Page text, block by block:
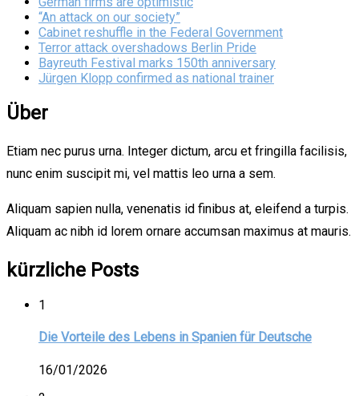
“An attack on our society”
Cabinet reshuffle in the Federal Government
Terror attack overshadows Berlin Pride
Bayreuth Festival marks 150th anniversary
Jürgen Klopp confirmed as national trainer
Über
Etiam nec purus urna. Integer dictum, arcu et fringilla facilisis,
nunc enim suscipit mi, vel mattis leo urna a sem.
Aliquam sapien nulla, venenatis id finibus at, eleifend a turpis.
Aliquam ac nibh id lorem ornare accumsan maximus at mauris.
kürzliche Posts
1
Die Vorteile des Lebens in Spanien für Deutsche
16/01/2026